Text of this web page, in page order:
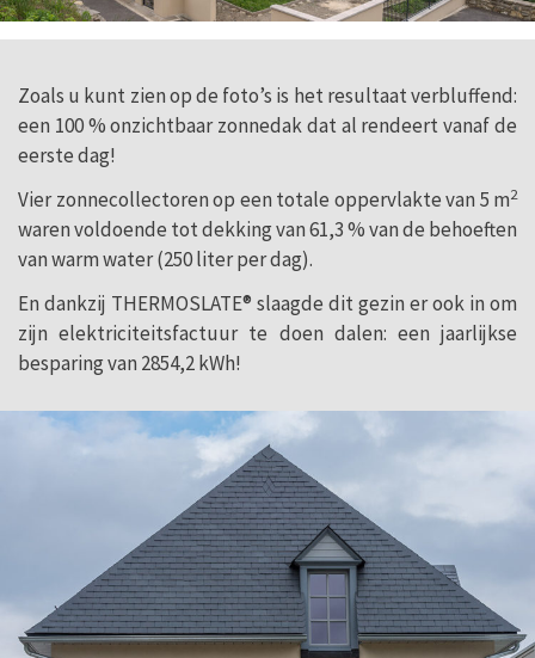
Zoals u kunt zien op de foto’s is het resultaat verbluffend:
een 100 % onzichtbaar zonnedak dat al rendeert vanaf de
eerste dag!
Vier zonnecollectoren op een totale oppervlakte van 5 m2
waren voldoende tot dekking van 61,3 % van de behoeften
van warm water (250 liter per dag).
En dankzij THERMOSLATE® slaagde dit gezin er ook in om
zijn elektriciteitsfactuur te doen dalen: een jaarlijkse
besparing van 2854,2 kWh!